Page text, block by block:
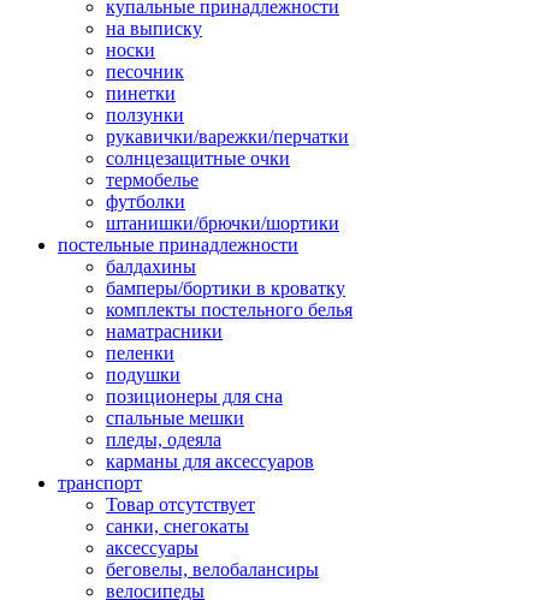
купальные принадлежности
на выписку
носки
песочник
пинетки
ползунки
рукавички/варежки/перчатки
солнцезащитные очки
термобелье
футболки
штанишки/брючки/шортики
постельные принадлежности
балдахины
бамперы/бортики в кроватку
комплекты постельного белья
наматрасники
пеленки
подушки
позиционеры для сна
спальные мешки
пледы, одеяла
карманы для аксеcсуаров
транспорт
Товар отсутствует
санки, снегокаты
аксессуары
беговелы, велобалансиры
велосипеды